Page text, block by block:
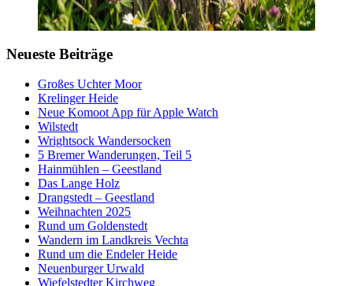
Neueste Beiträge
Großes Uchter Moor
Krelinger Heide
Neue Komoot App für Apple Watch
Wilstedt
Wrightsock Wandersocken
5 Bremer Wanderungen, Teil 5
Hainmühlen – Geestland
Das Lange Holz
Drangstedt – Geestland
Weihnachten 2025
Rund um Goldenstedt
Wandern im Landkreis Vechta
Rund um die Endeler Heide
Neuenburger Urwald
Wiefelstedter Kirchweg